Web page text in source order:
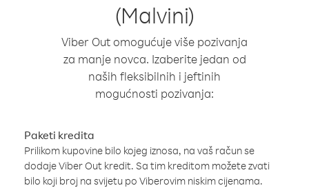
(Malvini)
Viber Out omogućuje više pozivanja
za manje novca. Izaberite jedan od
naših fleksibilnih i jeftinih
mogućnosti pozivanja:
Paketi kredita
Prilikom kupovine bilo kojeg iznosa, na vaš račun se
dodaje Viber Out kredit. Sa tim kreditom možete zvati
bilo koji broj na svijetu po Viberovim niskim cijenama.